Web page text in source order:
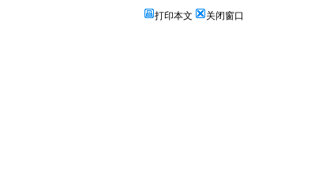
打印本文 关闭窗口